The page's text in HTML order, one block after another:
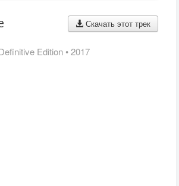
Скачать этот трек
Edition • 2017